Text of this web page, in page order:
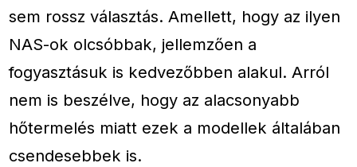
sem rossz választás. Amellett, hogy az ilyen
NAS-ok olcsóbbak, jellemzően a
fogyasztásuk is kedvezőbben alakul. Arról
nem is beszélve, hogy az alacsonyabb
hőtermelés miatt ezek a modellek általában
csendesebbek is.